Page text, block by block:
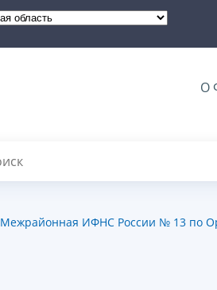
О
Межрайонная ИФНС России № 13 по